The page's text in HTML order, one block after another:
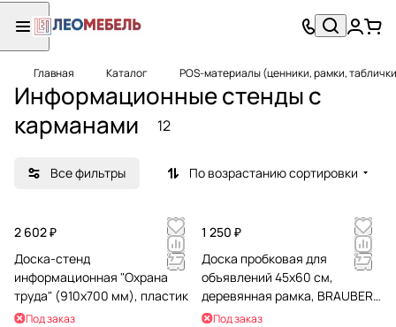
Главная Каталог POS-материалы (ценники, рамки,
Информационные стенды с
карманами
12
Все фильтры По возрастанию сортировки
2 602 ₽
Доска-стенд
информационная "Охрана
труда" (910х700 мм), пластик
Под заказ
1 250 ₽
Доска пробковая для
объявлений 45х60 см,
деревянная рамка, BRAUBERG
Wood, 238310
Под заказ